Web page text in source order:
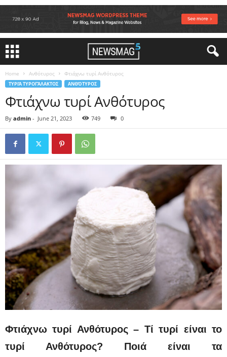
Home Ανθότυρος Φτιάχνω τυρί Ανθότυρος
ΤΥΡΙΆ ΤΥΡΟΓΆΛΑΚΤΟΣ ΑΝΘΌΤΥΡΟΣ
Φτιάχνω τυρί Ανθότυρος
By admin - June 21, 2023 749 0
Φτιάχνω τυρί Ανθότυρος – Τί τυρί είναι το
τυρί Ανθότυρος? Ποιά είναι τα